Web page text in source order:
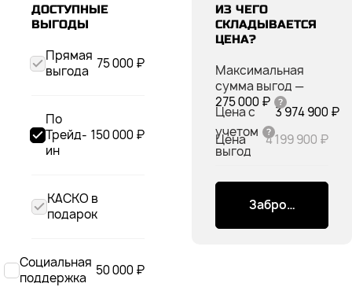
ДОСТУПНЫЕ
ВЫГОДЫ
75 000 ₽
Прямая
выгода
150 000 ₽
По
Трейд-
ин
КАСКО в
подарок
50 000 ₽
Социальная
поддержка
ИЗ ЧЕГО
СКЛАДЫВАЕТСЯ
ЦЕНА?
Максимальная
сумма выгод —
275 000 ₽
Цена с
учетом
выгод
3 974 900 ₽
Цена
4 199 900 ₽
Забронировать